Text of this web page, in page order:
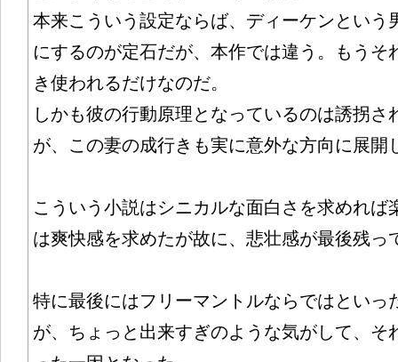
本来こういう設定ならば、ディーケンという
にするのが定石だが、本作では違う。もうそ
き使われるだけなのだ。
しかも彼の行動原理となっているのは誘拐さ
が、この妻の成行きも実に意外な方向に展開
こういう小説はシニカルな面白さを求めれば
は爽快感を求めたが故に、悲壮感が最後残っ
特に最後にはフリーマントルならではといっ
が、ちょっと出来すぎのような気がして、そ